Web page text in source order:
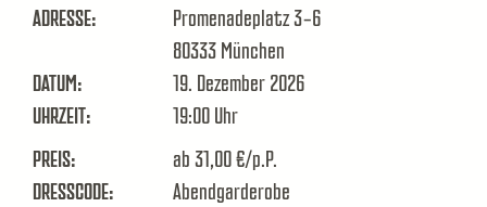
ADRESSE:
Promenadeplatz 3-6
80333 München
DATUM:
19. Dezember 2026
UHRZEIT:
19:00 Uhr
PREIS:
ab 31,00 €/p.P.
DRESSCODE:
Abendgarderobe